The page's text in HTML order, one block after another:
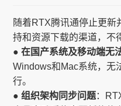
随着RTX腾讯通停止更新
持和资源下载的渠道，不
● 在国产系统及移动端无
Windows和Mac系统，无
行。
● 组织架构同步问题：